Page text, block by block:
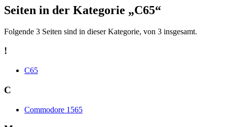
Seiten in der Kategorie „C65“
Folgende 3 Seiten sind in dieser Kategorie, von 3 insgesamt.
!
C65
C
Commodore 1565